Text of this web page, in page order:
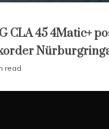
CLA 45 4Matic+
read